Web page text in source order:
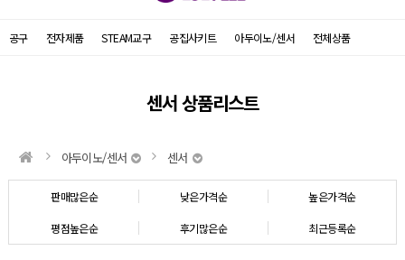
공구 전자제품 STEAM교구 공집사키트 아두이노/센서 전체상품
센서 상품리스트
아두이노/센서 센서
판매많은순 낮은가격순 높은가격순
평점높은순 후기많은순 최근등록순